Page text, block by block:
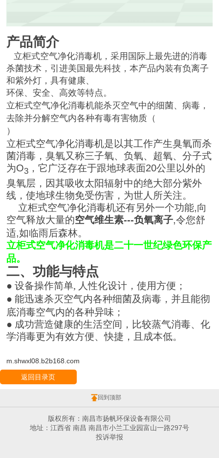
产品简介
立柜式空气净化消毒机，采用国际上最先进的消毒
杀菌技术，引进美国最先科技，本产品内装有负离子
和紫外灯，具有健康、
环保、安全、高效等特点。
立柜式空气净化消毒机能杀灭空气中的细菌、病毒，
去除并分解空气内各种有毒有害物质（
）
立柜式空气净化消毒机是以其工作产生臭氧而杀
菌消毒，臭氧又称三子氧、负氧、超氧、分子式
为O3 ，它广泛存在于跟地球表面20公里以外的
臭氧层，因其吸收太阳辐射中的绝大部分紫外
线，使地球生物免受伤害，为世人所关注。
立柜式空气净化消毒机还有另外一个功能,向
空气释放大量的空气维生素---负氧离子,令您舒
适,如临雨后森林。
立柜式空气净化消毒机是二十一世纪绿色环保产
品。
二、功能与特点
●设备操作简单, 人性化设计，使用方便；
●能迅速杀灭空气内各种细菌及病毒，并且能彻
底消毒空气内的各种异味；
● 成功营造健康的生活空间，比较蒸气消毒、化
学消毒更为有效方便、快捷，且成本低。
m.shwxl08.b2b168.com
返回目录页
回到顶部
版权所有：南昌市扬帆环保设备有限公司
地址：江西省 南昌 南昌市小兰工业园富山一路297号
投诉举报